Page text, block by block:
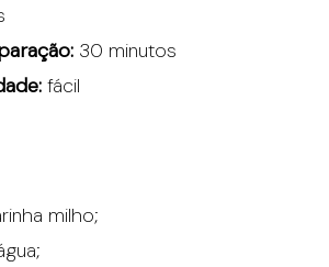
30 minutos
fácil
milho;